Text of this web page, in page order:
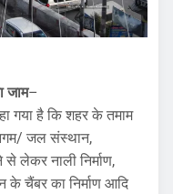
जाम–
गया है कि शहर के तमाम
जल संस्थान,
लेकर नाली निर्माण,
के चैंबर का निर्माण आदि